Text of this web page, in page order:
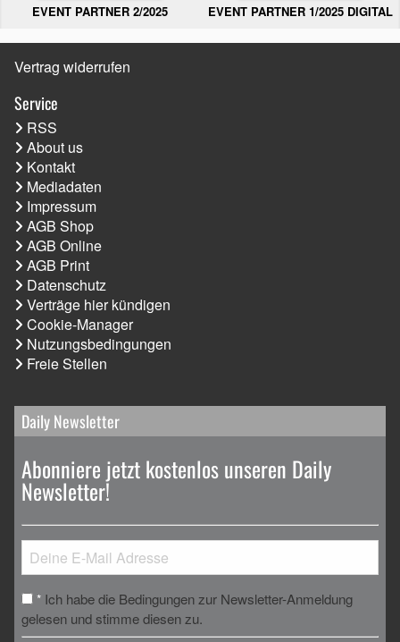
EVENT PARTNER 2/2025 EVENT PARTNER 1/2025 DIGITAL
Vertrag widerrufen
Service
RSS
About us
Kontakt
Mediadaten
Impressum
AGB Shop
AGB Online
AGB Print
Datenschutz
Verträge hier kündigen
Cookie-Manager
Nutzungsbedingungen
Freie Stellen
Daily Newsletter
Abonniere jetzt kostenlos unseren Daily
Newsletter!
* Ich habe die Bedingungen zur Newsletter-Anmeldung
gelesen und stimme diesen zu.